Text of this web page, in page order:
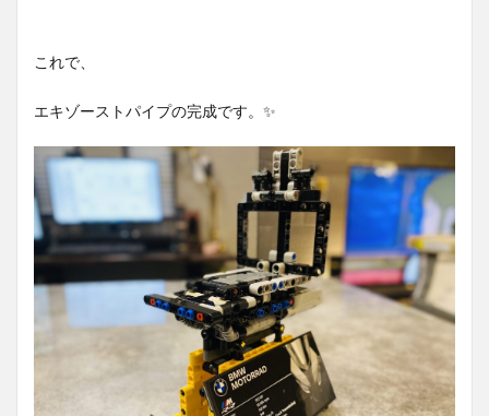
これで、
エキゾーストパイプの完成です。✨